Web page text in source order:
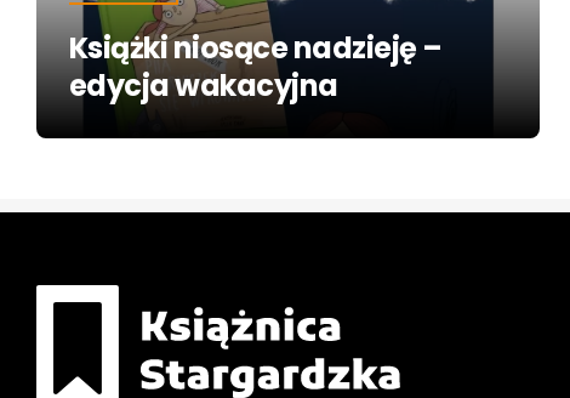
Książki niosące nadzieję –
edycja wakacyjna